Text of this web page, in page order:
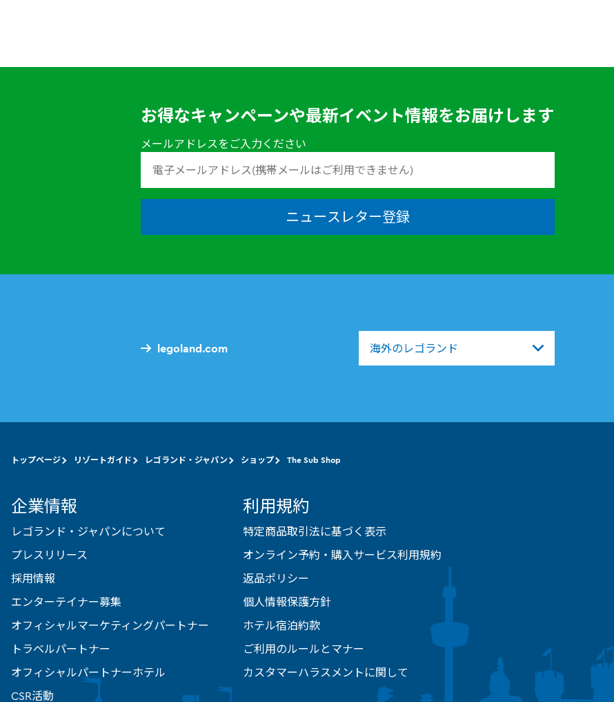
お得なキャンペーンや最新イベント情報をお届けします
メールアドレスをご入力ください
ニュースレター登録
legoland.com 海外のレゴランド
トップページ リゾートガイド レゴランド・ジャパン ショップ The Sub Shop
企業情報
レゴランド・ジャパンについて
プレスリリース
採用情報
エンターテイナー募集
オフィシャルマーケティングパートナー
トラベルパートナー
オフィシャルパートナーホテル
CSR活動
利用規約
特定商品取引法に基づく表示
オンライン予約・購入サービス利用規約
返品ポリシー
個人情報保護方針
ホテル宿泊約款
ご利用のルールとマナー
カスタマーハラスメントに関して